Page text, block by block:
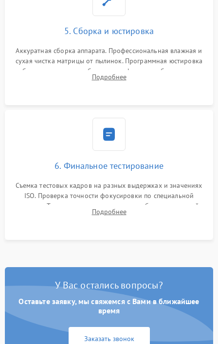
5. Сборка и юстировка
Аккуратная сборка аппарата. Профессиональная влажная и
сухая чистка матрицы от пылинок. Программная юстировка
рабочего отрезка, калибровка автофокуса, стабилизатора и
экспозамера с помощью сервисного ПО.
Подробнее
6. Финальное тестирование
Съемка тестовых кадров на разных выдержках и значениях
ISO. Проверка точности фокусировки по специальной
мишени. Тест записи на карту памяти, работы встроенной
вспышки, микрофона и всех кнопок управления.
Подробнее
У Вас остались вопросы?
Оставьте заявку, мы свяжемся с Вами в ближайшее
время
Заказать звонок